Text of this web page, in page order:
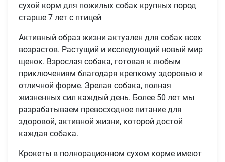
сухой корм для пожилых собак крупных пород
старше 7 лет с птицей
Активный образ жизни актуален для собак всех
возрастов. Растущий и исследующий новый мир
щенок. Взрослая собака, готовая к любым
приключениям благодаря крепкому здоровью и
отличной форме. Зрелая собака, полная
жизненных сил каждый день. Более 50 лет мы
разрабатываем превосходное питание для
здоровой, активной жизни, которой достой
каждая собака.
Крокеты в полнорационном сухом корме имеют